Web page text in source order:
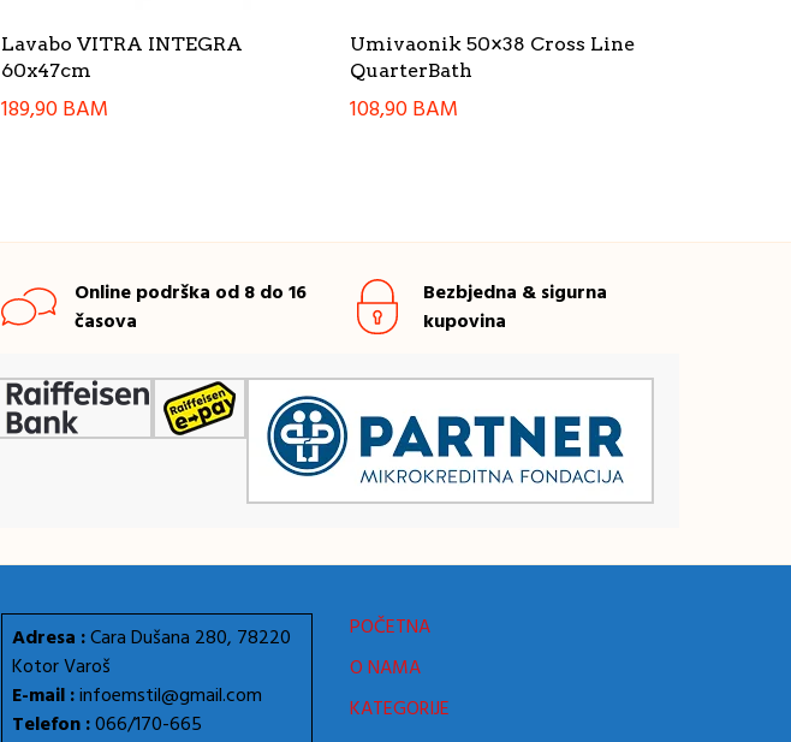
Lavabo VITRA INTEGRA
60x47cm
189,90BAM
Umivaonik 50×38 Cross Line
QuarterBath
108,90BAM
Online podrška od 8 do 16
časova
Bezbjedna & sigurna
kupovina
Adresa :Cara Dušana 280, 78220
Kotor Varoš
E-mail :infoemstil@gmail.com
Telefon :066/170-665
POČETNA
O NAMA
KATEGORIJE